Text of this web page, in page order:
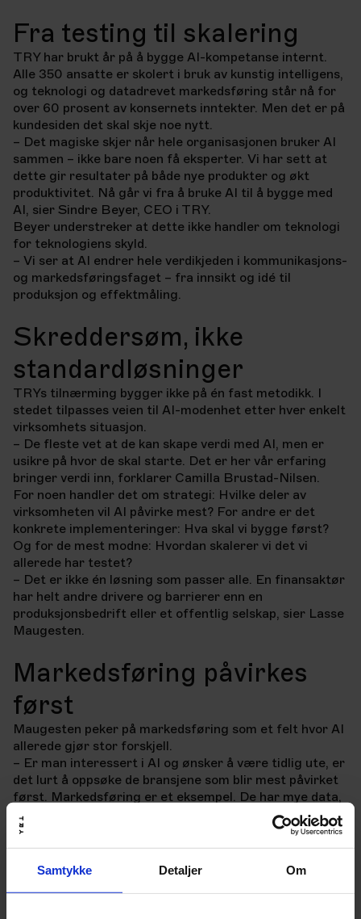
Samtykke Detaljer Om
Fra testing til skalering
TRY har brukt år på å bygge AI-kompetanse internt.
Alle 350 ansatte er skolert i bruk av kunstig intelligens,
og teknologi og datadrevet markedsføring står nå for
over 60 prosent av konsernets inntekter. Men det er på
kundesiden det skal skje noe nytt.
– Det magiske skjer når hele organisasjonen bruker AI
sammen – ikke bare noen få eksperter. Vi har sett at
dette gir resultater på både nye produkter og økt
produktivitet. Nå går vi fra å bruke AI til å bygge med
AI, sier Sindre Beyer, CEO i TRY.
Beyer understreker at dette ikke handler om teknologi
for teknologiens skyld.
– Vi ser at AI endrer hele verdikjeden i kommunikasjons-
og markedsføringsfaget – fra innsikt og idé til
produksjon og effektmåling.
Skreddersøm, ikke
standardløsninger
TRYs tilnærming bygger ikke på én fast metodikk. I
stedet tilpasses veien til AI-modenhet etter hver enkelt
virksomhets situasjon.
– De fleste vet at de kan skape verdi med AI, men er
usikre på hvor de skal starte. Det er her vår erfaring
bringer verdi inn, forklarer Camilla Brustad-Nilsen.
For noen handler det om strategi: Hvilke deler av
virksomheten vil AI påvirke mest? For andre er det
konkrete implementeringer: Hva skal vi bygge først?
Og for de mest modne: Hvordan skalerer vi det vi
allerede har testet?
– Det er ikke én løsning som passer alle. En finansaktør
har helt andre drivere og barrierer enn en
produksjonsbedrift eller et offentlig selskap, sier Lasse
Maugesten.
Markedsføring påvirkes
først
Maugesten peker på markedsføring som et felt hvor AI
allerede gjør stor forskjell.
– Er man interessert i AI og ønsker å være tidlig ute, er
det lurt å oppsøke de bransjene som blir mest påvirket
først. Markedsføring er et eksempel. De har mye data,
det brukes mye penger, og teknologien fungerer godt
innenfor dette området.
Brustad-Nilsen legger til at TRYs tverrfaglighet gir en
fordel.
– TRY er et spennende selskap. De er tverrfaglige fra
kreatører og designere til dataspesialister, utviklere og